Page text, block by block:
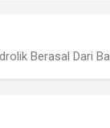
Berasal Dari